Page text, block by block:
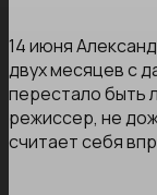
14 июня
двух месяцев с
перестало быть
режиссер, не
считает себя